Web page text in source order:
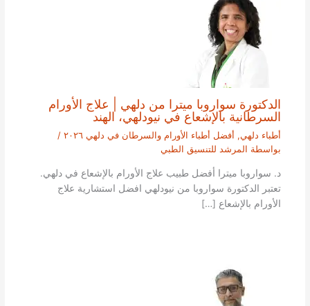
الدكتورة سواروبا ميترا من دلهي | علاج الأورام
السرطانية بالإشعاع في نيودلهي، الهند
أطباء دلهي, أفضل أطباء الأورام والسرطان في دلهي ٢٠٢٦
/
بواسطة المرشد للتنسيق الطبي
د. سواروبا ميترا أفضل طبيب علاج الأورام بالإشعاع في دلهي.
تعتبر الدكتورة سواروبا من نيودلهي افضل استشارية علاج
الأورام بالإشعاع […]